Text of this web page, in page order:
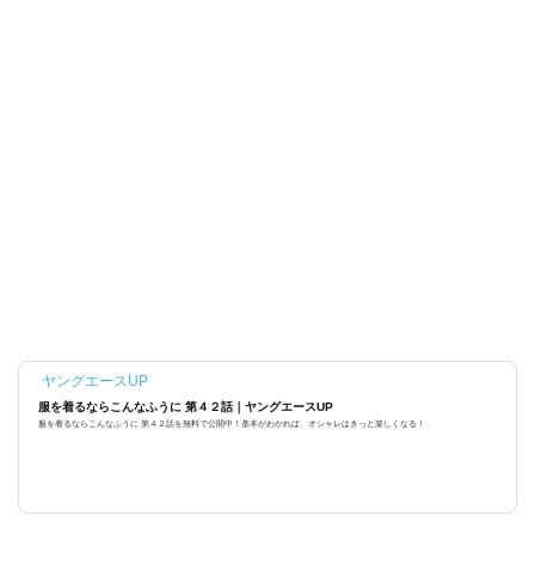
ヤングエースUP
服を着るならこんなふうに 第４２話｜ヤングエースUP
服を着るならこんなふうに 第４２話を無料で公開中！基本がわかれば、オシャレはきっと楽しくなる！